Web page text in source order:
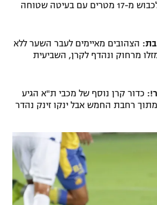
ומסר לריקן, הקשר ניסה לכבוש מ-17 מטרים עם בעיטה שטוחה
הצהובים מאיימים לעבר השער ללא
מרחוק ונהדף לקרן, השביעית
כדור קרן נוסף של מכבי ת"א הגיע
רחבת החמש אבל ינקו זינק נהדר